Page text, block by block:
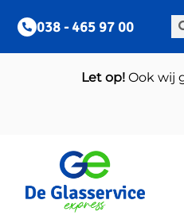
038 - 465 97 00
Let op! Ook wij